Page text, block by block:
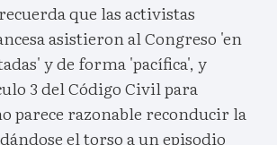
que las activistas
asistieron al Congreso 'en
y de forma 'pacífica', y
3 del Código Civil para
parece razonable reconducir la
el torso a un episodio